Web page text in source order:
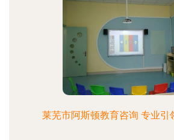
莱芜市阿斯顿教育咨询 专业引